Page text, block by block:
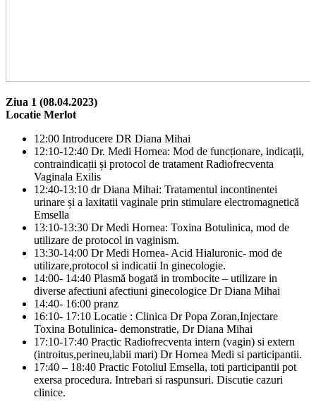
Ziua 1 (08.04.2023)
Locatie Merlot
12:00 Introducere DR Diana Mihai
12:10-12:40 Dr. Medi Hornea: Mod de funcționare, indicații,
contraindicații și protocol de tratament Radiofrecventa
Vaginala Exilis
12:40-13:10 dr Diana Mihai: Tratamentul incontinentei
urinare și a laxitatii vaginale prin stimulare electromagnetică
Emsella
13:10-13:30 Dr Medi Hornea: Toxina Botulinica, mod de
utilizare de protocol in vaginism.
13:30-14:00 Dr Medi Hornea- Acid Hialuronic- mod de
utilizare,protocol si indicatii In ginecologie.
14:00- 14:40 Plasmă bogată in trombocite – utilizare in
diverse afectiuni afectiuni ginecologice Dr Diana Mihai
14:40- 16:00 pranz
16:10- 17:10 Locatie : Clinica Dr Popa Zoran,Injectare
Toxina Botulinica- demonstratie, Dr Diana Mihai
17:10-17:40 Practic Radiofrecventa intern (vagin) si extern
(introitus,perineu,labii mari) Dr Hornea Medi si participantii.
17:40 – 18:40 Practic Fotoliul Emsella, toti participantii pot
exersa procedura. Intrebari si raspunsuri. Discutie cazuri
clinice.